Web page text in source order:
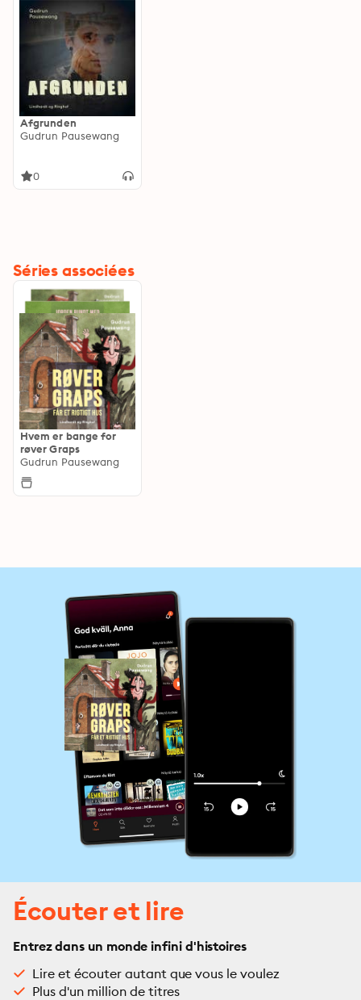
Afgrunden
Gudrun Pausewang
0
Séries associées
Hvem er bange for
røver Graps
Gudrun Pausewang
Écouter et lire
Entrez dans un monde infini d'histoires
Lire et écouter autant que vous le voulez
Plus d'un million de titres